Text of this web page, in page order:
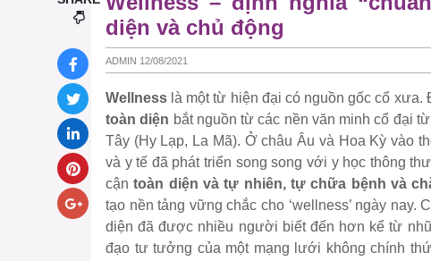
diện và chủ động
ADMIN 12/08/2021
Wellness là một từ hiện đại có nguồn gốc cổ xưa.
toàn diện bắt nguồn từ các nền văn minh cổ đại
Tây (Hy Lạp, La Mã). Ở châu Âu và Hoa Kỳ vào
và y tế đã phát triển song song với y học thông
cậntoàn diện và tự nhiên, tự chữa bệnh và
tạo nền tảng vững chắc cho ‘wellness’ ngày nay.
diện đã được nhiều người biết đến hơn kể từ
đạo tư tưởng của một mạng lưới không chính